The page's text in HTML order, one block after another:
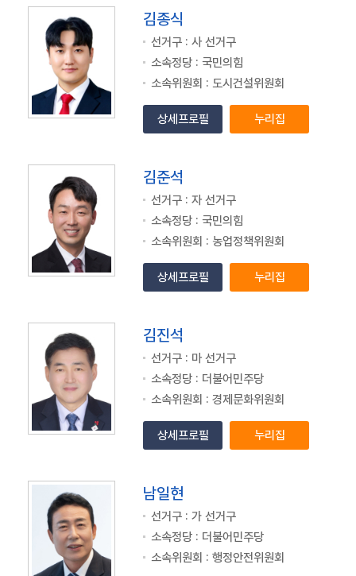
김종식
선거구 : 사 선거구
소속정당 : 국민의힘
소속위원회 : 도시건설위원회
상세프로필 누리집
김준석
선거구 : 자 선거구
소속정당 : 국민의힘
소속위원회 : 농업정책위원회
상세프로필 누리집
김진석
선거구 : 마 선거구
소속정당 : 더불어민주당
소속위원회 : 경제문화위원회
상세프로필 누리집
남일현
선거구 : 가 선거구
소속정당 : 더불어민주당
소속위원회 : 행정안전위원회